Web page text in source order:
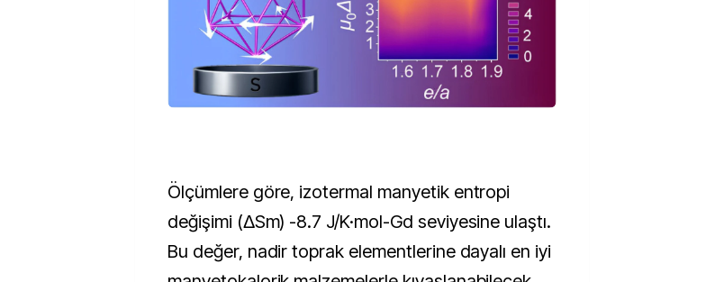
Ölçümlere göre, izotermal manyetik entropi
değişimi (ΔSm) -8.7 J/K·mol-Gd seviyesine ulaştı.
Bu değer, nadir toprak elementlerine dayalı en iyi